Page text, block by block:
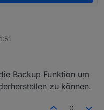
Backup Funktion um
zu können.